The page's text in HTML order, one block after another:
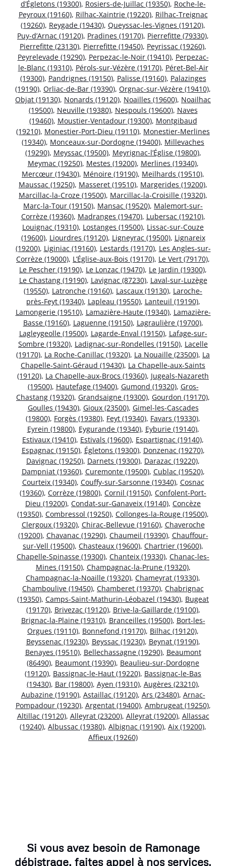
d’Égletons (19300), Rosiers-de-Juillac (19350), Roche-le-
Peyroux (19160), Rilhac-Xaintrie (19220), Rilhac-Treignac
(19260), Reygade (19430), Queyssac-les-Vignes (19120),
Puy-d’Arnac (19120), Pradines (19170), Pierrefitte (79330),
Pierrefitte (23130), Pierrefitte (19450), Peyrissac (19260),
Peyrelevade (19290), Perpezac-le-Noir (19410), Perpezac-
le-Blanc (19310), Pérols-sur-Vézère (19170), Péret-Bel-Air
(19300), Pandrignes (19150), Palisse (19160), Palazinges
(19190), Orliac-de-Bar (19390), Orgnac-sur-Vézère (19410),
Objat (19130), Nonards (19120), Noailles (19600), Noailhac
(19500), Neuville (19380), Nespouls (19600), Naves
(19460), Moustier-Ventadour (19300), Montgibaud
(19210), Monestier-Port-Dieu (19110), Monestier-Merlines
(19340), Monceaux-sur-Dordogne (19400), Millevaches
(19290), Meyssac (19500), Meyrignac-l’Église (19800),
Meymac (19250), Mestes (19200), Merlines (19340),
Mercœur (19430), Ménoire (19190), Meilhards (19510),
Maussac (19250), Masseret (19510), Margerides (19200),
Marcillac-la-Croze (19500), Marcillac-la-Croisille (19320),
Marc-la-Tour (19150), Mansac (19520), Malemort-sur-
Corrèze (19360), Madranges (19470), Lubersac (19210),
Louignac (19310), Lostanges (19500), Lissac-sur-Couze
(19600), Liourdres (19120), Ligneyrac (19500), Lignareix
(19200), Liginiac (19160), Lestards (19170), Les Angles-sur-
Corrèze (19000), L’Église-aux-Bois (19170), Le Vert (79170),
Le Pescher (19190), Le Lonzac (19470), Le Jardin (19300),
Le Chastang (19190), Lavignac (87230), Laval-sur-Luzège
(19550), Latronche (19160), Lascaux (19130), Laroche-
près-Feyt (19340), Lapleau (19550), Lanteuil (19190),
Lamongerie (19510), Lamazière-Haute (19340), Lamazière-
Basse (19160), Laguenne (19150), Lagraulière (19700),
Lagleygeolle (19500), Lagarde-Enval (19150), Lafage-sur-
Sombre (19320), Ladignac-sur-Rondelles (19150), Lacelle
(19170), La Roche-Canillac (19320), La Nouaille (23500), La
Chapelle-Saint-Géraud (19430), La Chapelle-aux-Saints
(19120), La Chapelle-aux-Brocs (19360), Jugeals-Nazareth
(19500), Hautefage (19400), Gumond (19320), Gros-
Chastang (19320), Grandsaigne (19300), Gourdon (19170),
Goulles (19430), Gioux (23500), Gimel-les-Cascades
(19800), Forgès (19380), Feyt (19340), Favars (19330),
Eyrein (19800), Eygurande (19340), Eyburie (19140),
Estivaux (19410), Estivals (19600), Espartignac (19140),
Espagnac (19150), Égletons (19300), Donzenac (19270),
Davignac (19250), Darnets (19300), Darazac (19220),
Dampniat (19360), Curemonte (19500), Cublac (19520),
Courteix (19340), Couffy-sur-Sarsonne (19340), Cosnac
(19360), Corrèze (19800), Cornil (19150), Confolent-Port-
Dieu (19200), Condat-sur-Ganaveix (19140), Concèze
(19350), Combressol (19250), Collonges-la-Rouge (19500),
Clergoux (19320), Chirac-Bellevue (19160), Chaveroche
(19200), Chavanac (19290), Chaumeil (19390), Chauffour-
sur-Vell (19500), Chasteaux (19600), Chartrier (19600),
Chapelle-Spinasse (19300), Chanteix (19330), Chanac-les-
Mines (19150), Champagnac-la-Prune (19320),
Champagnac-la-Noaille (19320), Chameyrat (19330),
Chamboulive (19450), Chamberet (19370), Chabrignac
(19350), Camps-Saint-Mathurin-Léobazel (19430), Bugeat
(19170), Brivezac (19120), Brive-la-Gaillarde (19100),
Brignac-la-Plaine (19310), Branceilles (19500), Bort-les-
Orgues (19110), Bonnefond (19170), Bilhac (19120),
Beyssenac (19230), Beyssac (19230), Beynat (19190),
Benayes (19510), Bellechassagne (19290), Beaumont
(86490), Beaumont (19390), Beaulieu-sur-Dordogne
(19120), Bassignac-le-Haut (19220), Bassignac-le-Bas
(19430), Bar (19800), Ayen (19310), Augères (23210),
Aubazine (19190), Astaillac (19120), Ars (23480), Arnac-
Pompadour (19230), Argentat (19400), Ambrugeat (19250),
Altillac (19120), Alleyrat (23200), Alleyrat (19200), Allassac
(19240), Albussac (19380), Albignac (19190), Aix (19200),
Affieux (19260)
Si vous avez besoin de Ramonage
débistrage, faites appel à nos services.